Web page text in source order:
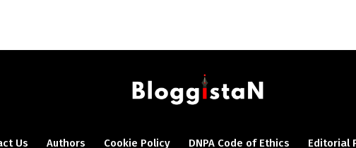
Us Authors Cookie Policy DNPA Code of Ethics Editorial